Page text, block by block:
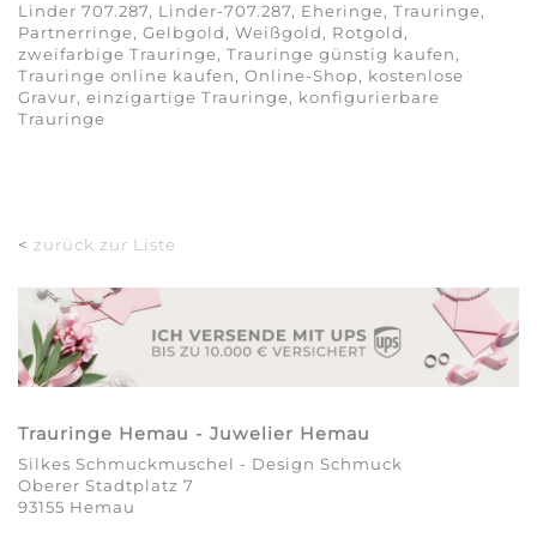
Linder 707.287, Linder-707.287, Eheringe, Trauringe,
Partnerringe, Gelbgold, Weißgold, Rotgold,
zweifarbige Trauringe, Trauringe günstig kaufen,
Trauringe online kaufen, Online-Shop, kostenlose
Gravur, einzigartige Trauringe, konfigurierbare
Trauringe
< zurück zur Liste
Trauringe Hemau - Juwelier Hemau
Silkes Schmuckmuschel - Design Schmuck
Oberer Stadtplatz 7
93155 Hemau